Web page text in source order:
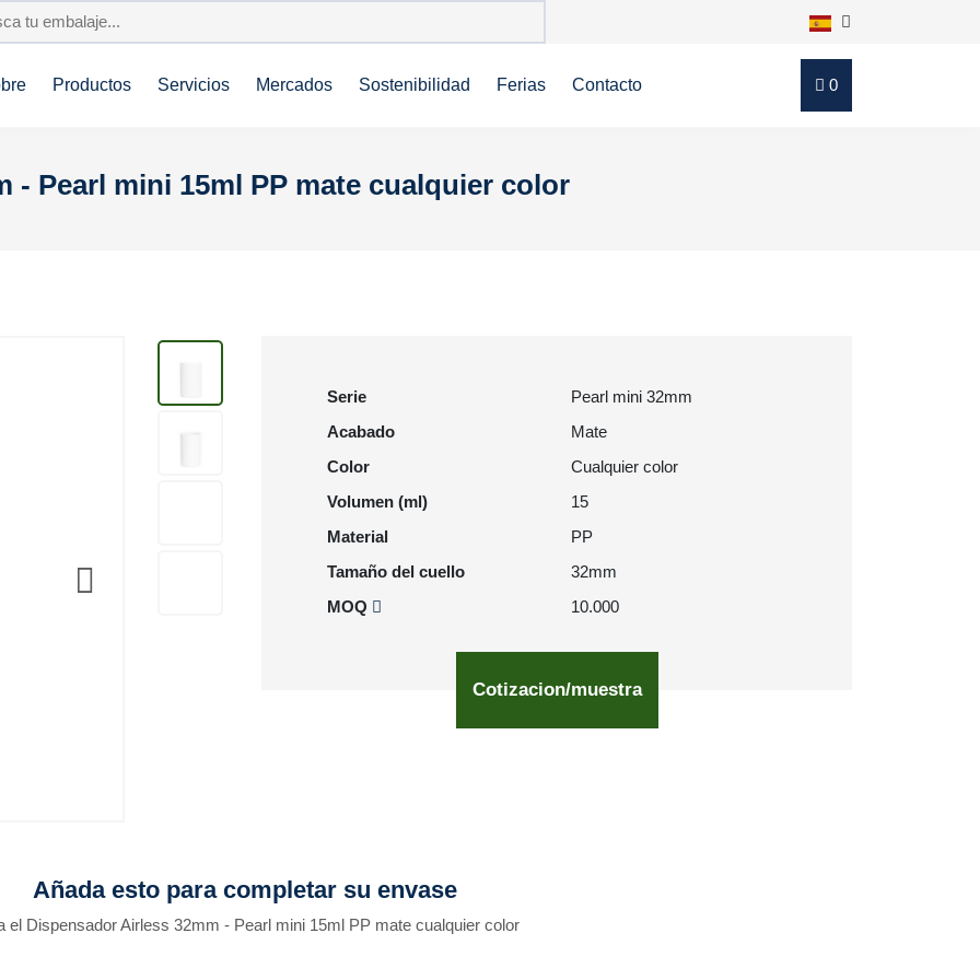
Productos Servicios Mercados Sostenibilidad Ferias Contacto 0
- Pearl mini 15ml PP mate cualquier color
Serie
Pearl mini 32mm
Acabado
Mate
Color
Cualquier color
Volumen (ml)
15
Material
PP
Tamaño del cuello
32mm
MOQ
10.000
Cotizacion/muestra
Añada esto para completar su envase
el Dispensador Airless 32mm - Pearl mini 15ml PP mate cualquier color